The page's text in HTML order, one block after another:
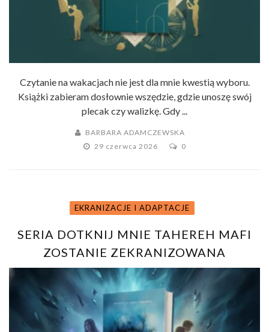
Czytanie na wakacjach nie jest dla mnie kwestią wyboru.
Książki zabieram dosłownie wszędzie, gdzie unoszę swój
plecak czy walizkę. Gdy ...
BARBARA ADAMCZEWSKA
29 czerwca 2026
0
EKRANIZACJE I ADAPTACJE
SERIA DOTKNIJ MNIE TAHEREH MAFI
ZOSTANIE ZEKRANIZOWANA